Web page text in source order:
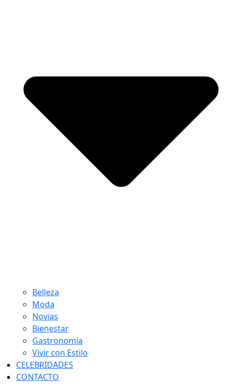
Belleza
Moda
Novias
Bienestar
Gastronomía
Vivir con Estilo
CELEBRIDADES
CONTACTO